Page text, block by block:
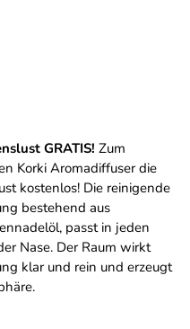
GRATIS! Zum
Korki Aromadiffuser die
kostenlos! Die reinigende
bestehend aus
passt in jeden
Nase. Der Raum wirkt
klar und rein und erzeugt